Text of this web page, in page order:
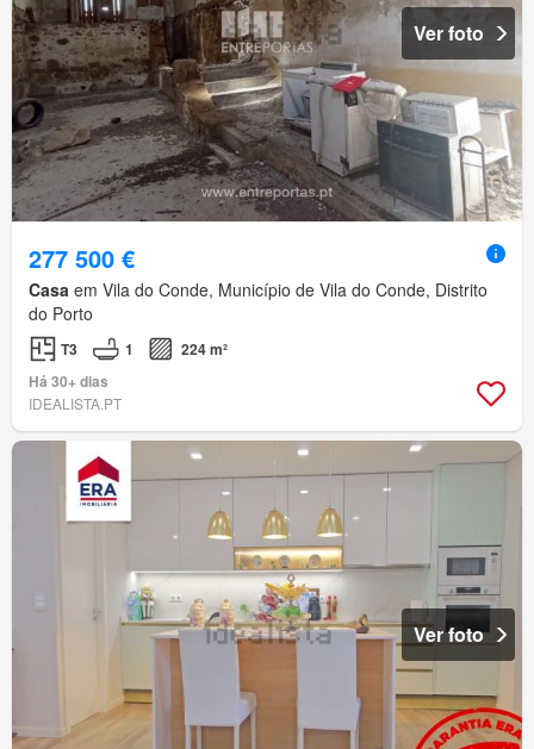
Ver foto
277 500 €
Casa em Vila do Conde, Município de Vila do Conde, Distrito
do Porto
T3 1
224 m²
Há 30+ dias
IDEALISTA.PT
Ver foto